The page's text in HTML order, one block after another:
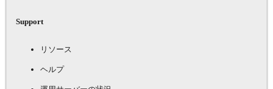
Support
リソース
ヘルプ